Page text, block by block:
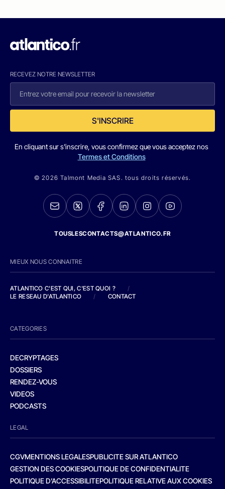
RECEVEZ NOTRE NEWSLETTER
S'INSCRIRE
En cliquant sur s'inscrire, vous confirmez que vous acceptez nos
Termes et Conditions
© 2026 Talmont Media SAS. tous droits réservés.
TOUSLESCONTACTS@ATLANTICO.FR
MIEUX NOUS CONNAITRE
ATLANTICO C'EST QUI, C'EST QUOI ?
/
LE RESEAU D'ATLANTICO
/ CONTACT
CATEGORIES
DECRYPTAGES
DOSSIERS
RENDEZ-VOUS
VIDEOS
PODCASTS
LEGAL
CGVMENTIONS LEGALESPUBLICITE SUR ATLANTICO
GESTION DES COOKIESPOLITIQUE DE CONFIDENTIALITE
POLITIQUE D’ACCESSIBILITEPOLITIQUE RELATIVE AUX COOKIES